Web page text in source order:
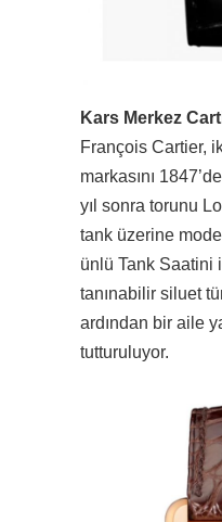
Kars Merkez
François Cartier,
markasını
yıl sonra torunu
tank üzerine
ünlü Tank Saatini
tanınabilir siluet
ardından bir aile
tutturuluyor.